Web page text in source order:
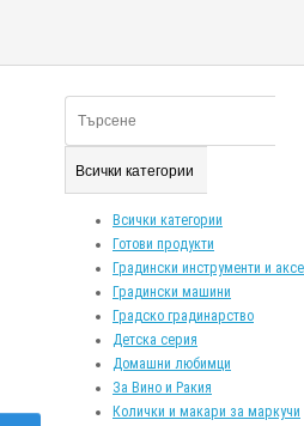
Всички категории
Всички категории
Готови продукти
Градински инструменти и
Градински машини
Градско градинарство
Детска серия
Домашни любимци
За Вино и Ракия
Колички и макари за маркучи